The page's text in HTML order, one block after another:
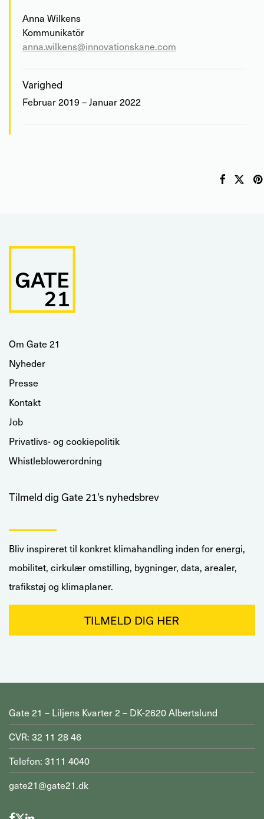
Anna Wilkens
Kommunikatör
anna.wilkens@innovationskane.com
Varighed
Februar 2019 – Januar 2022
Om Gate 21
Nyheder
Presse
Kontakt
Job
Privatlivs- og cookiepolitik
Whistleblowerordning
Tilmeld dig Gate 21’s nyhedsbrev
Bliv inspireret til konkret klimahandling inden for energi,
mobilitet, cirkulær omstilling, bygninger, data, arealer,
trafikstøj og klimaplaner.
Gate 21 – Liljens Kvarter 2 – DK-2620 Albertslund
CVR: 32 11 28 46
Telefon: 3111 4040
gate21@gate21.dk